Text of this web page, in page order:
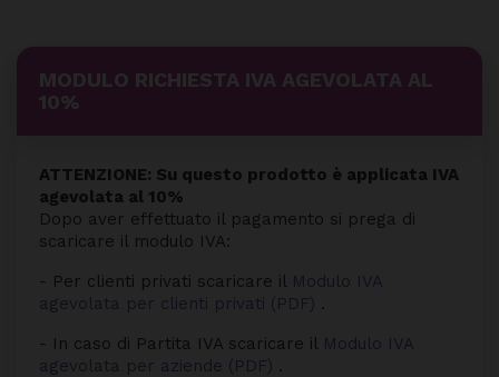
MODULO RICHIESTA IVA AGEVOLATA AL
10%
ATTENZIONE: Su questo prodotto è applicata IVA
agevolata al 10%
Dopo aver effettuato il pagamento si prega di
scaricare il modulo IVA:
- Per clienti privati scaricare il Modulo IVA
agevolata per clienti privati (PDF) .
- In caso di Partita IVA scaricare il Modulo IVA
agevolata per aziende (PDF) .